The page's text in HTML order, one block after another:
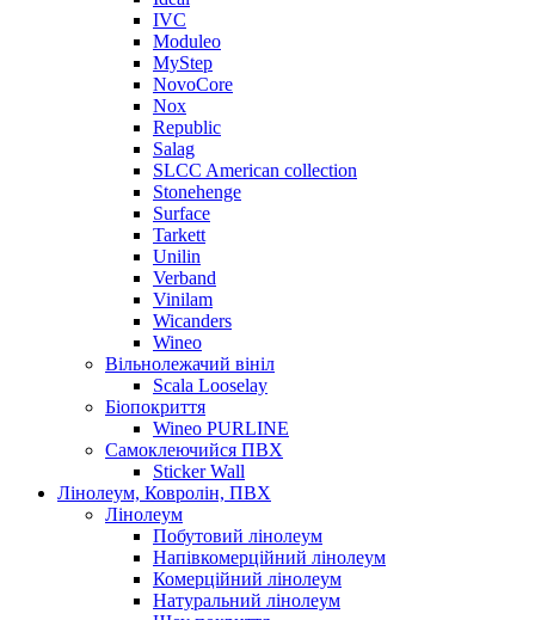
IVC
Moduleo
MyStep
NovoCore
Nox
Republic
Salag
SLCC American collection
Stonehenge
Surface
Tarkett
Unilin
Verband
Vinilam
Wicanders
Wineo
Вільнолежачий вініл
Scala Looselay
Біопокриття
Wineo PURLINE
Самоклеючийся ПВХ
Sticker Wall
Лінолеум, Ковролін, ПВХ
Лінолеум
Побутовий лінолеум
Напівкомерційний лінолеум
Комерційний лінолеум
Натуральний лінолеум